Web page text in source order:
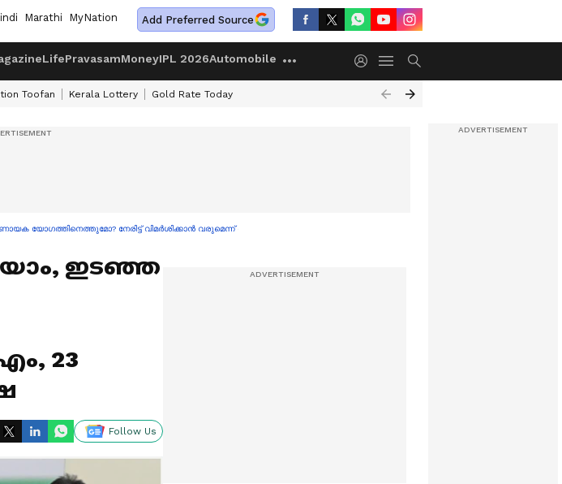
Marathi MyNation Add Preferred Source
LifePravasamMoneyIPL 2026Automobile
Toofan Kerala Lottery Gold Rate Today
യോഗത്തിനെത്തുമോ? നേരിട്ട് വിമർശിക്കാൻ വരുമെന്ന് സിപിഎം, 23 പാർട്ടികൾ എത്തുമെന്ന് പ്രതീക്ഷ
ഇടഞ്ഞ
23
Follow Us